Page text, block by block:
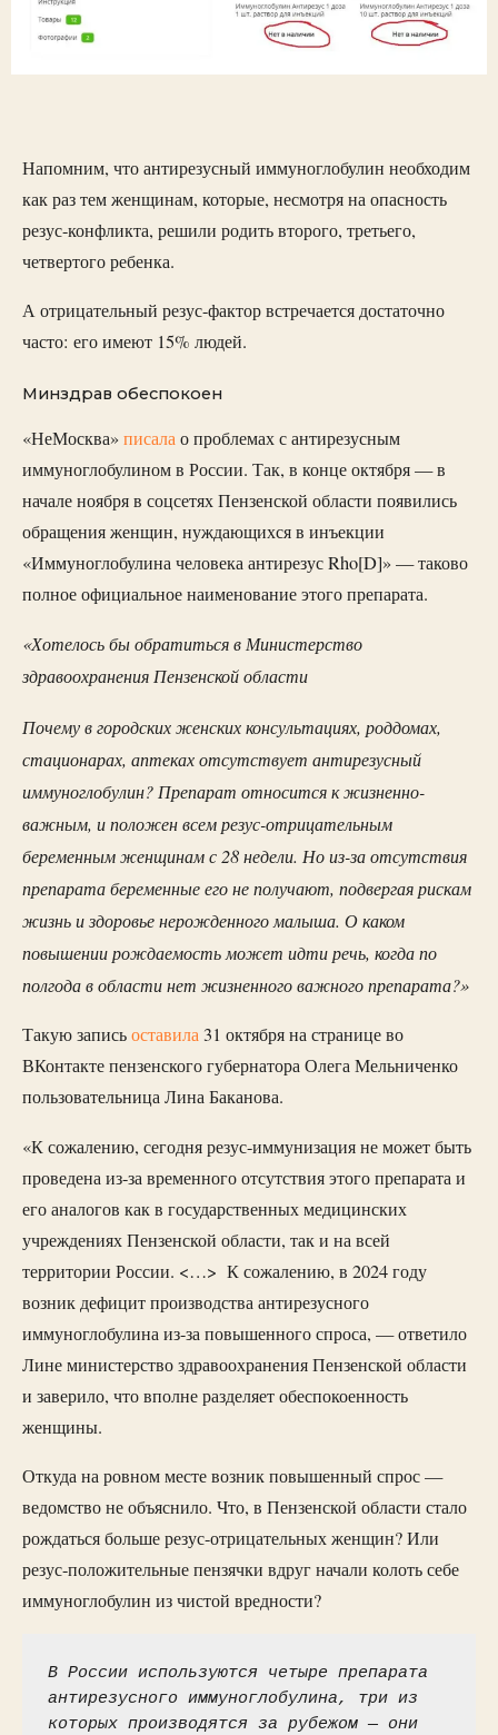
Напомним, что антирезусный иммуноглобулин необходим
как раз тем женщинам, которые, несмотря на опасность
резус-конфликта, решили родить второго, третьего,
четвертого ребенка.
А отрицательный резус-фактор встречается достаточно
часто: его имеют 15% людей.
Минздрав обеспокоен
«НеМосква» писалао проблемах с антирезусным
иммуноглобулином в России. Так, в конце октября — в
начале ноября в соцсетях Пензенской области появились
обращения женщин, нуждающихся в инъекции
«Иммуноглобулина человека антирезус Rho[D]» — таково
полное официальное наименование этого препарата.
«Хотелось бы обратиться в Министерство
здравоохранения Пензенской области
Почему в городских женских консультациях, роддомах,
стационарах, аптеках отсутствует антирезусный
иммуноглобулин? Препарат относится к жизненно-
важным, и положен всем резус-отрицательным
беременным женщинам с 28 недели. Но из-за отсутствия
препарата беременные его не получают, подвергая рискам
жизнь и здоровье нерожденного малыша. О каком
повышении рождаемость может идти речь, когда по
полгода в области нет жизненного важного препарата?»
Такую записьоставила 31 октября на странице во
ВКонтакте пензенского губернатора Олега Мельниченко
пользовательница Лина Баканова.
«К сожалению, сегодня резус-иммунизация не может быть
проведена из-за временного отсутствия этого препарата и
его аналогов как в государственных медицинских
учреждениях Пензенской области, так и на всей
территории России. <…> К сожалению, в 2024 году
возник дефицит производства антирезусного
иммуноглобулина из-за повышенного спроса, — ответило
Лине министерство здравоохранения Пензенской области
и заверило, что вполне разделяет обеспокоенность
женщины.
Откуда на ровном месте возник повышенный спрос —
ведомство не объяснило. Что, в Пензенской области стало
рождаться больше резус-отрицательных женщин? Или
резус-положительные пензячки вдруг начали колоть себе
иммуноглобулин из чистой вредности?
В России используются четыре препарата
антирезусного иммуноглобулина, три из
которых производятся за рубежом — они